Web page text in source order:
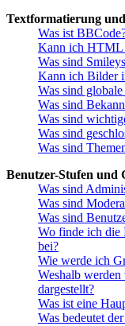
Textformatierung
Was ist
Kann ich HTML
Was sind
Kann ich Bilder
Was sind
Was sind
Was sind
Was sind
Was sind
Benutzer-Stufen und
Was sind
Was sind
Was sind
Wo finde ich die
bei?
Wie werde ich
Weshalb
dargestellt?
Was ist eine
Was bedeutet